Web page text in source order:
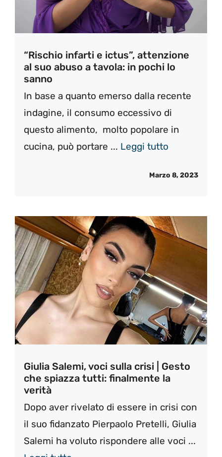
“Rischio infarti e ictus”, attenzione
al suo abuso a tavola: in pochi lo
sanno
In base a quanto emerso dalla recente
indagine, il consumo eccessivo di
questo alimento, molto popolare in
cucina, può portare ... Leggi tutto
Marzo 8, 2023
Giulia Salemi, voci sulla crisi | Gesto
che spiazza tutti: finalmente la
verità
Dopo aver rivelato di essere in crisi con
il suo fidanzato Pierpaolo Pretelli, Giulia
Salemi ha voluto rispondere alle voci ...